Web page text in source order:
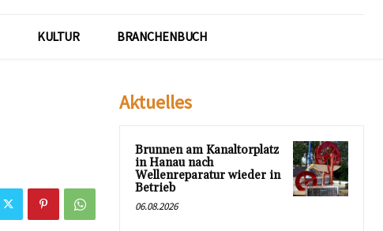
KULTUR BRANCHENBUCH
Aktuelles
Brunnen am Kanaltorplatz
in Hanau nach
Wellenreparatur wieder in
Betrieb
06.08.2026